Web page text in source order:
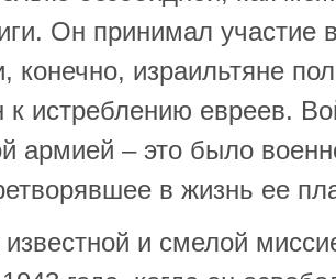
Он принимал участие
конечно, израильтяне
к истреблению евреев.
армией – это было
в жизнь ее
и смелой